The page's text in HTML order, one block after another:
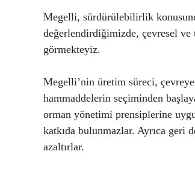
Megelli, sürdürülebilirlik
değerlendirdiğimizde, çevresel
görmekteyiz.
Megelli’nin üretim süreci,
hammaddelerin seçiminden
orman yönetimi prensiplerine
katkıda bulunmazlar. Ayrıca geri
azaltırlar.